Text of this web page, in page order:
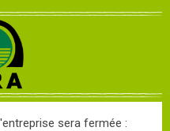
sera fermée :